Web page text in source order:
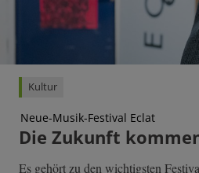
Kultur
Neue-Musik-Festival Eclat
Die Zukunft
Es gehört zu den wichtigsten